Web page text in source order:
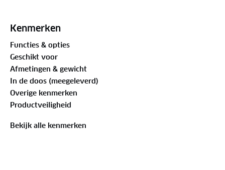
S10 Rookmelder (2 stuks)
De SAVS S10 rookmelder is een geavanceerde
standalone rookmelder uitgerust met een
ingebouwde batterij die maar liefst 10 jaar meegaat.
Met de split-spectrum sensor reageert deze
rookmelder snel en nauwkeurig op rook, waardoor
Kenmerken
Functies & opties
Geschikt voor
Afmetingen & gewicht
In de doos (meegeleverd)
Overige kenmerken
Productveiligheid
Bekijk alle kenmerken